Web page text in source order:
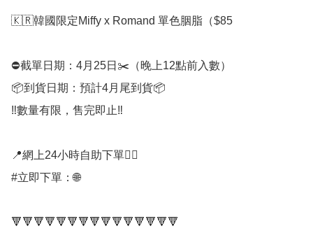
🇰🇷韓國限定Miffy x Romand 單色胭脂（$85
⛔️截單日期：4月25日✂️（晚上12點前入數）
📦到貨日期：預計4月尾到貨📦
‼️數量有限，售完即止‼️
📍網上24小時自助下單👍🏻
#立即下單：🌐
🔻🔻🔻🔻🔻🔻🔻🔻🔻🔻🔻🔻🔻🔻🔻